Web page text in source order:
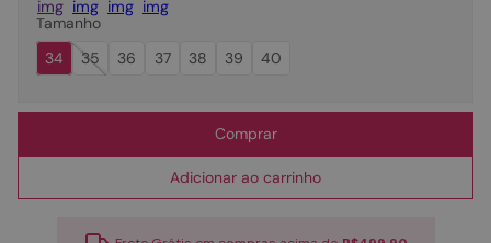
Tamanho
34
35 36 37 38 39 40
Comprar
Adicionar ao carrinho
º scarpin